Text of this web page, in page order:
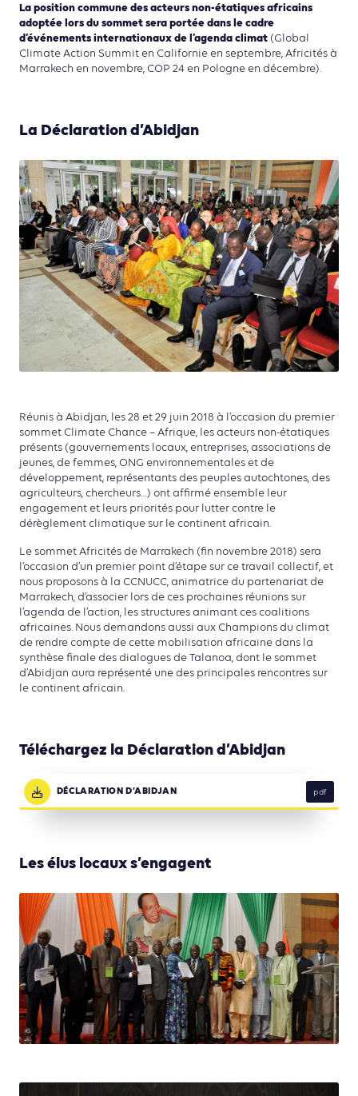
La position commune des acteurs non-étatiques africains
adoptée lors du sommet sera portée dans le cadre
d’événements internationaux de l’agenda climat (Global
Climate Action Summit en Californie en septembre, Africités à
Marrakech en novembre, COP 24 en Pologne en décembre).
La Déclaration d’Abidjan
Réunis à Abidjan, les 28 et 29 juin 2018 à l’occasion du premier
sommet Climate Chance – Afrique, les acteurs non-étatiques
présents (gouvernements locaux, entreprises, associations de
jeunes, de femmes, ONG environnementales et de
développement, représentants des peuples autochtones, des
agriculteurs, chercheurs…) ont affirmé ensemble leur
engagement et leurs priorités pour lutter contre le
dérèglement climatique sur le continent africain.
Le sommet Africités de Marrakech (fin novembre 2018) sera
l’occasion d’un premier point d’étape sur ce travail collectif, et
nous proposons à la CCNUCC, animatrice du partenariat de
Marrakech, d’associer lors de ces prochaines réunions sur
l’agenda de l’action, les structures animant ces coalitions
africaines. Nous demandons aussi aux Champions du climat
de rendre compte de cette mobilisation africaine dans la
synthèse finale des dialogues de Talanoa, dont le sommet
d’Abidjan aura représenté une des principales rencontres sur
le continent africain.
Téléchargez la Déclaration d’Abidjan
DÉCLARATION D’ABIDJAN pdf
Les élus locaux s’engagent